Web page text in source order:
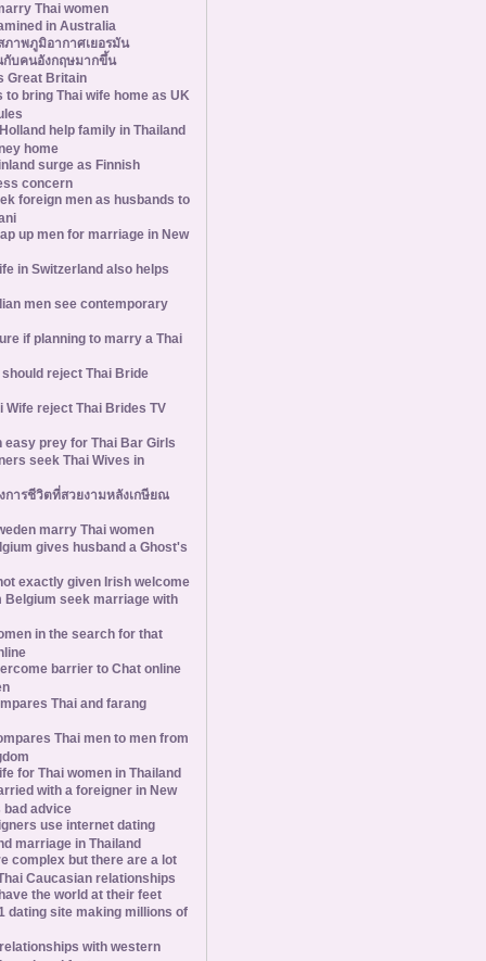
Thai women
in Australia
าพภูมิอากาศเยอรมัน
บคนอังกฤษมากขึ้น
Great Britain
to bring Thai wife home as UK
help family in Thailand
home
surge as Finnish
concern
foreign men as husbands to
up men for marriage in New
in Switzerland also helps
men see contemporary
if planning to marry a Thai
reject Thai Bride
Wife reject Thai Brides TV
easy prey for Thai Bar Girls
seek Thai Wives in
การชีวิตที่สวยงามหลังเกษียณ
marry Thai women
gives husband a Ghost's
exactly given Irish welcome
Belgium seek marriage with
in the search for that
barrier to Chat online
Thai and farang
Thai men to men from
for Thai women in Thailand
with a foreigner in New
bad advice
use internet dating
marriage in Thailand
complex but there are a lot
Caucasian relationships
the world at their feet
dating site making millions of
with western